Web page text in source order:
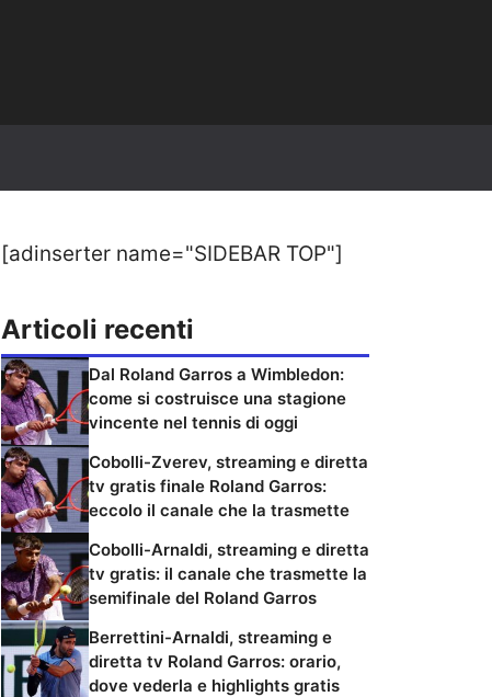
[adinserter name="SIDEBAR TOP"]
Articoli recenti
Dal Roland Garros a Wimbledon:
come si costruisce una stagione
vincente nel tennis di oggi
Cobolli-Zverev, streaming e diretta
tv gratis finale Roland Garros:
eccolo il canale che la trasmette
Cobolli-Arnaldi, streaming e diretta
tv gratis: il canale che trasmette la
semifinale del Roland Garros
Berrettini-Arnaldi, streaming e
diretta tv Roland Garros: orario,
dove vederla e highlights gratis